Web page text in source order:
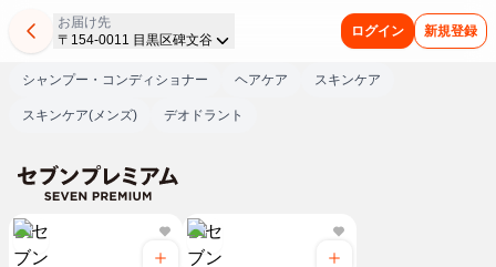
お届け先
〒154-0011 目黒区碑文谷
ログイン 新規登録
シャンプー・コンディショナー ヘアケア スキンケア
スキンケア(メンズ) デオドラント